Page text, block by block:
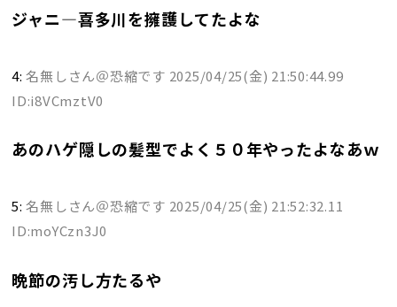
ジャニ―喜多川を擁護してたよな
4:名無しさん＠恐縮です 2025/04/25(金) 21:50:44.99
ID:i8VCmztV0
あのハゲ隠しの髪型でよく５０年やったよなあｗ
5:名無しさん＠恐縮です 2025/04/25(金) 21:52:32.11
ID:moYCzn3J0
晩節の汚し方たるや